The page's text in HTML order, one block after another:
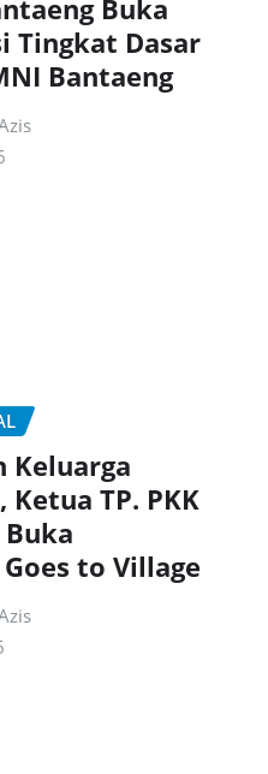
Buka
Tingkat Dasar
Bantaeng
Keluarga
Ketua TP. PKK
Goes to Village